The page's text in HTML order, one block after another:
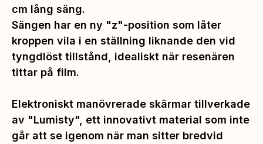
cm lång säng.
Sängen har en ny "z"-position som låter
kroppen vila i en ställning liknande den vid
tyngdlöst tillstånd, idealiskt när resenären
tittar på film.
Elektroniskt manövrerade skärmar tillverkade
av "Lumisty", ett innovativt material som inte
går att se igenom när man sitter bredvid